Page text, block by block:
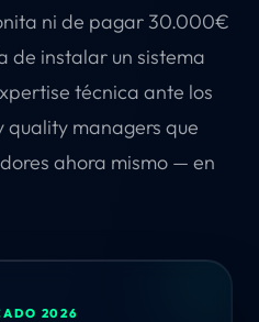
ni de pagar 30.000€
de instalar un sistema
técnica ante los
quality managers que
ahora mismo — en
2026